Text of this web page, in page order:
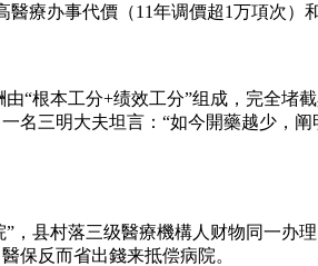
療办事代價（11年调價超1万項次）
由“根本工分+绩效工分”组成，完全堵
名三明大夫坦言：“如今開藥越少，阐
县村落三级醫療機構人财物同一办
保反而省出錢来抵偿病院。